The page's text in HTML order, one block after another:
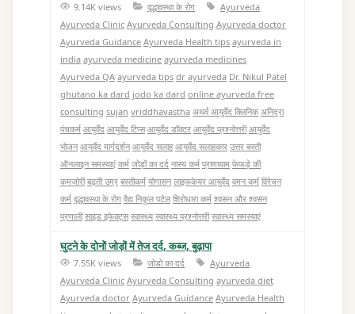
9.14K views वृद्धावस्था के रोग
Ayurveda
Ayurveda Clinic Ayurveda Consulting Ayurveda doctor
Ayurveda Guidance Ayurveda Health tips ayurveda in
india ayurveda medicine ayurveda medicines
Ayurveda QA ayurveda tips dr ayurveda Dr. Nikul Patel
ghutano ka dard jodo ka dard online ayurveda free
consulting sujan vriddhavastha अथर्व आयुर्वेद क्लिनिक अनिद्रा
पंचकर्म आयुर्वेद आयुर्वेद टिप्स आयुर्वेद डॉक्टर आयुर्वेद प्रश्नोत्तरी आयुर्वेद
भोजन आयुर्वेद मार्गदर्शन आयुर्वेद सलाह आयुर्वेद सलाहकार उत्तर बस्ती
ऑनलाइन समस्याएं कर्म जोड़ों का दर्द नास्य कर्म प्राणायाम फेफड़े की
कमजोरी बढ़ती उम्र बस्तीकर्म योगासन लाइफकेयर आयुर्वेद वमन कर्म विरेचन
कर्म वृद्धावस्था के रोग वैद्य निकुल पटेल शिरोधारा कर्म श्वसन और श्वसन
प्रणाली साइड इफेक्ट्स स्वास्थ्य स्वास्थ्य प्रश्नोत्तरी स्वास्थ्य समस्याएं
घुटने के दोनों जोड़ों में तेज दर्द, कब्ज, बुढ़ापा
7.55K views जोडो का दर्द
Ayurveda
Ayurveda Clinic Ayurveda Consulting ayurveda diet
Ayurveda doctor Ayurveda Guidance Ayurveda Health